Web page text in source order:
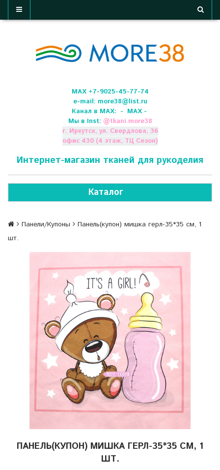
МАХ +7-9025-45-77-74
e-mail: more38@list.ru
Канал в МАХ: - МАХ -
Мы в Inst: @tkani.more38
г. Иркутск, ул. Свердлова, 36
офис 430 (4 этаж, ТЦ Сезон)
Интернет-магазин тканей для рукоделия
Каталог
Панели/Купоны
Панель(купон) мишка герл-35*35 см, 1
шт.
ПАНЕЛЬ(КУПОН) МИШКА ГЕРЛ-35*35 СМ, 1
ШТ.